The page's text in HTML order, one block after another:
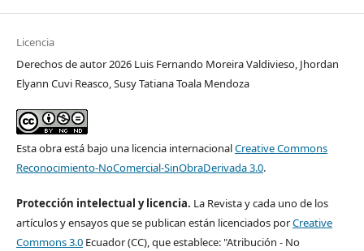
Licencia
Derechos de autor 2026 Luis Fernando Moreira Valdivieso, Jhordan
Elyann Cuvi Reasco, Susy Tatiana Toala Mendoza
Esta obra está bajo una licencia internacionalCreative Commons
Reconocimiento-NoComercial-SinObraDerivada 3.0.
Protección intelectual y licencia. La Revista y cada uno de los
artículos y ensayos que se publican están licenciados porCreative
Commons 3.0Ecuador (CC), que establece: "Atribución - No